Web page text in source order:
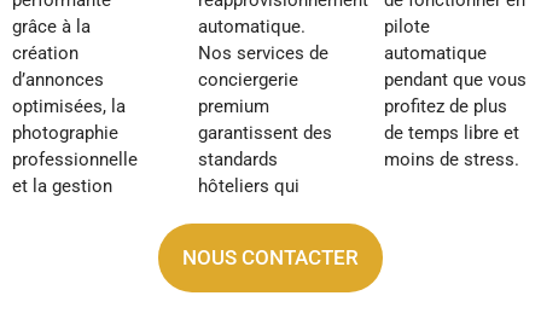
grâce à la
création
d’annonces
optimisées, la
photographie
professionnelle
et la gestion
automatique.
Nos services de
conciergerie
premium
garantissent des
standards
hôteliers qui
pilote
automatique
pendant que vous
profitez de plus
de temps libre et
moins de stress.
NOUS CONTACTER